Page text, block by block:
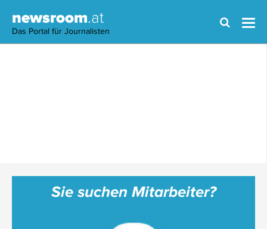
newsroom.at
Das Portal für Journalisten
Sie suchen Mitarbeiter?